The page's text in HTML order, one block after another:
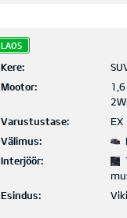
LAOS
Kere:
Mootor:
Varustustase:
EX
Välimus:
Interjöör:
Esindus: